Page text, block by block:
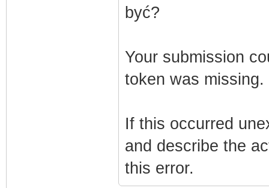
być?
Your submission
token was missing.
If this occurred
and describe the
this error.